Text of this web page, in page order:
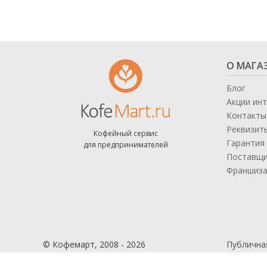
Кофейный сервис
для предпринимателей
О
Блог
Акции
Контакты
Гарантия
Франшиза
© Кофемарт, 2008 - 2026